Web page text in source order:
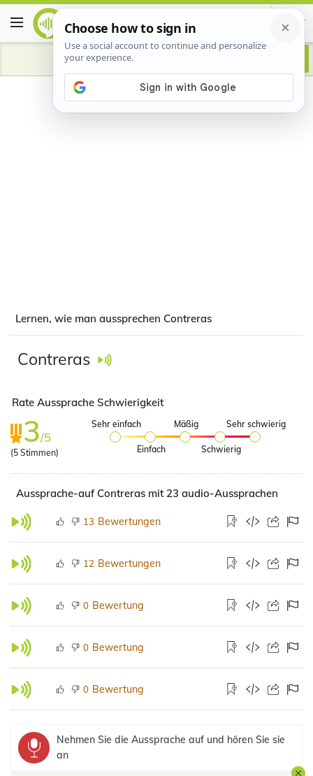
Advertisement
Lernen, wie man aussprechen Contreras
Contreras
Rate Aussprache Schwierigkeit
3/5
(5 Stimmen)
Sehr einfach
Einfach
Mäßig
Schwierig
Sehr schwierig
Aussprache-auf Contreras mit 23 audio-Aussprachen
13 Bewertungen
12 Bewertungen
0 Bewertung
0 Bewertung
0 Bewertung
Nehmen Sie die Aussprache auf und hören Sie sie
an